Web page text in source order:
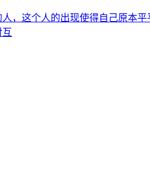
，这个人的出现使得自己原本
互